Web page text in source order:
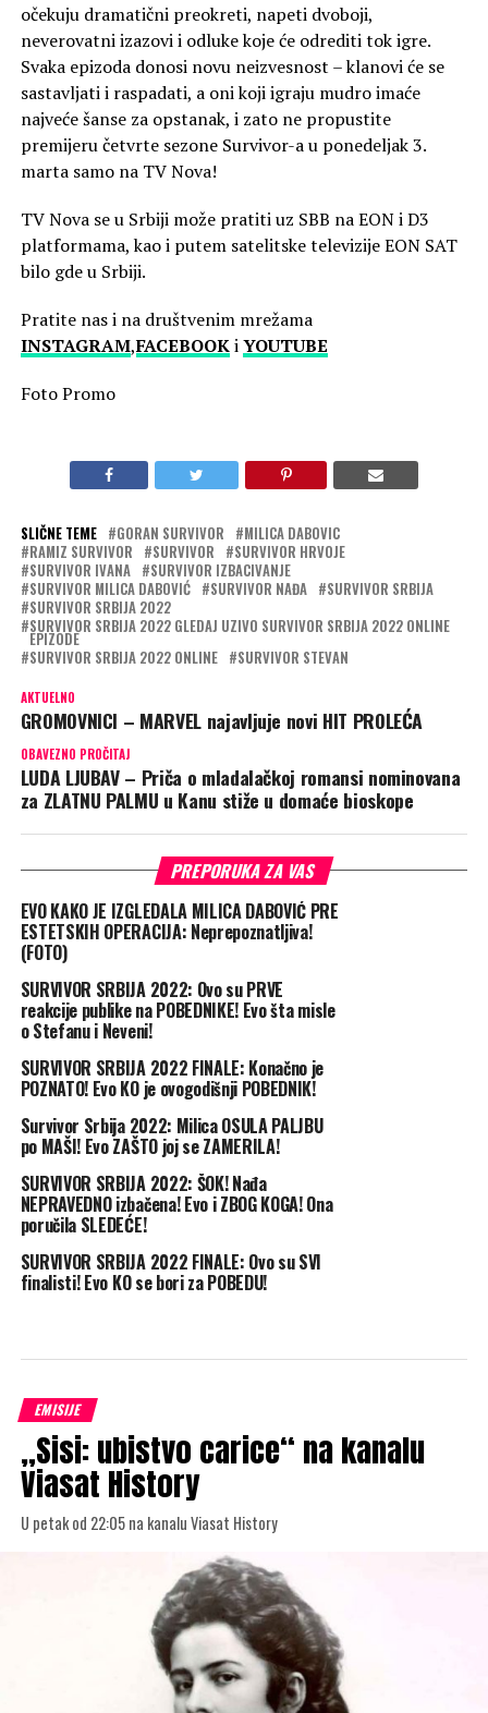
očekuju dramatični preokreti, napeti dvoboji,
neverovatni izazovi i odluke koje će odrediti tok igre.
Svaka epizoda donosi novu neizvesnost – klanovi će se
sastavljati i raspadati, a oni koji igraju mudro imaće
najveće šanse za opstanak, i zato ne propustite
premijeru četvrte sezone Survivor-a u ponedeljak 3.
marta samo na TV Nova!
TV Nova se u Srbiji može pratiti uz SBB na EON i D3
platformama, kao i putem satelitske televizije EON SAT
bilo gde u Srbiji.
Pratite nas i na društvenim mrežama
INSTAGRAM,FACEBOOKiYOUTUBE
Foto Promo
SLIČNE TEME GORAN SURVIVOR
MILICA DABOVIC
RAMIZ SURVIVOR
SURVIVOR
SURVIVOR HRVOJE
SURVIVOR IVANA
SURVIVOR IZBACIVANJE
SURVIVOR MILICA DABOVIĆ
SURVIVOR NAĐA
SURVIVOR SRBIJA
SURVIVOR SRBIJA 2022
SURVIVOR SRBIJA 2022 GLEDAJ UZIVO SURVIVOR SRBIJA 2022 ONLINE
EPIZODE
SURVIVOR SRBIJA 2022 ONLINE
SURVIVOR STEVAN
AKTUELNO
GROMOVNICI – MARVEL najavljuje novi HIT PROLEĆA
OBAVEZNO PROČITAJ
LUDA LJUBAV – Priča o mladalačkoj romansi nominovana
za ZLATNU PALMU u Kanu stiže u domaće bioskope
PREPORUKA ZA VAS
EVO KAKO JE IZGLEDALA MILICA DABOVIĆ PRE
ESTETSKIH OPERACIJA: Neprepoznatljiva!
(FOTO)
SURVIVOR SRBIJA 2022: Ovo su PRVE
reakcije publike na POBEDNIKE! Evo šta misle
o Stefanu i Neveni!
SURVIVOR SRBIJA 2022 FINALE: Konačno je
POZNATO! Evo KO je ovogodišnji POBEDNIK!
Survivor Srbija 2022: Milica OSULA PALJBU
po MAŠI! Evo ZAŠTO joj se ZAMERILA!
SURVIVOR SRBIJA 2022: ŠOK! Nađa
NEPRAVEDNO izbačena! Evo i ZBOG KOGA! Ona
poručila SLEDEĆE!
SURVIVOR SRBIJA 2022 FINALE: Ovo su SVI
finalisti! Evo KO se bori za POBEDU!
EMISIJE
„Sisi: ubistvo carice“ na kanalu
Viasat History
U petak od 22:05 na kanalu Viasat History